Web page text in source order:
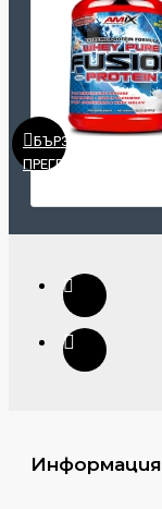
БЪРЗ
ПРЕГЛЕД
Информация